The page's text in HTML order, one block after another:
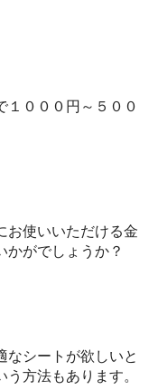
１０００円～５００
お使いいただける金
がでしょうか？
なシートが欲しいと
方法もあります。